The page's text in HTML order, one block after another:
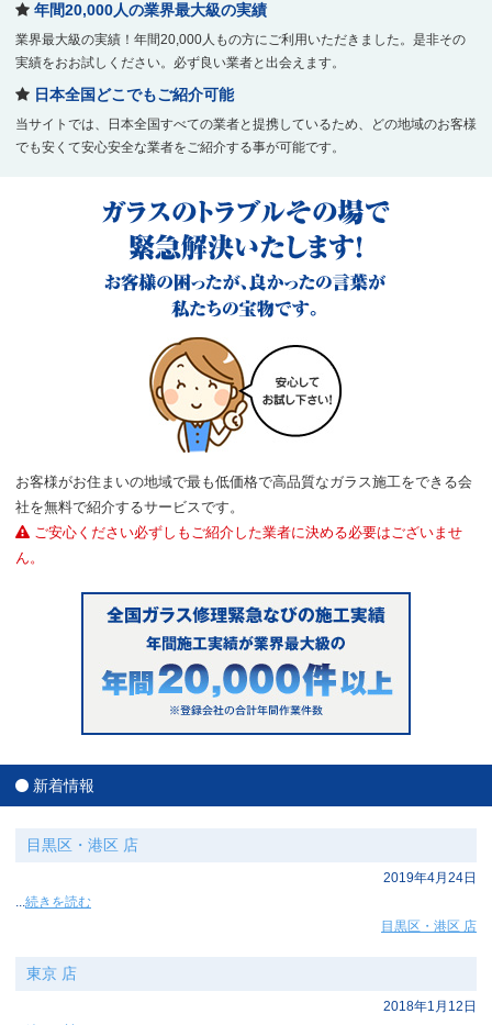
年間20,000人の業界最大級の実績
業界最大級の実績！年間20,000人もの方にご利用いただきました。是非その
実績をおお試しください。必ず良い業者と出会えます。
日本全国どこでもご紹介可能
当サイトでは、日本全国すべての業者と提携しているため、どの地域のお客様
でも安くて安心安全な業者をご紹介する事が可能です。
お客様がお住まいの地域で最も低価格で高品質なガラス施工をできる会
社を無料で紹介するサービスです。
ご安心ください必ずしもご紹介した業者に決める必要はございませ
ん。
新着情報
目黒区・港区 店
2019年4月24日
...続きを読む
目黒区・港区 店
東京 店
2018年1月12日